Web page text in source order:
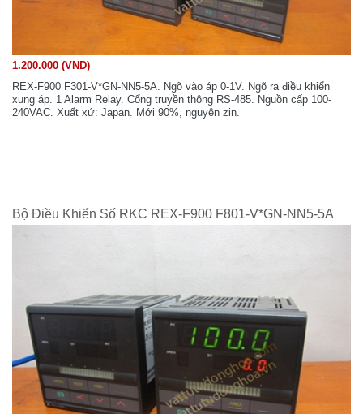
1.200.000 (VND)
REX-F900 F301-V*GN-NN5-5A. Ngõ vào áp 0-1V. Ngõ ra điều khiển
xung áp. 1 Alarm Relay. Cổng truyền thông RS-485. Nguồn cấp 100-
240VAC. Xuất xứ: Japan. Mới 90%, nguyên zin.
Bộ Điều Khiển Số RKC REX-F900 F801-V*GN-NN5-5A